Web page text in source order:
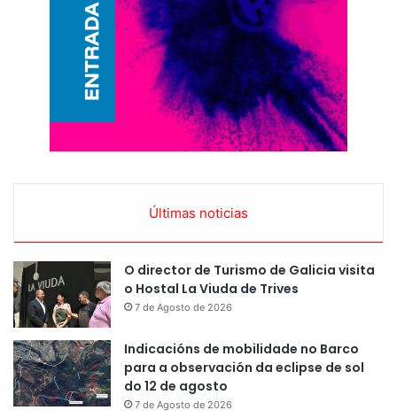
Últimas noticias
O director de Turismo de Galicia visita
o Hostal La Viuda de Trives
7 de Agosto de 2026
Indicacións de mobilidade no Barco
para a observación da eclipse de sol
do 12 de agosto
7 de Agosto de 2026